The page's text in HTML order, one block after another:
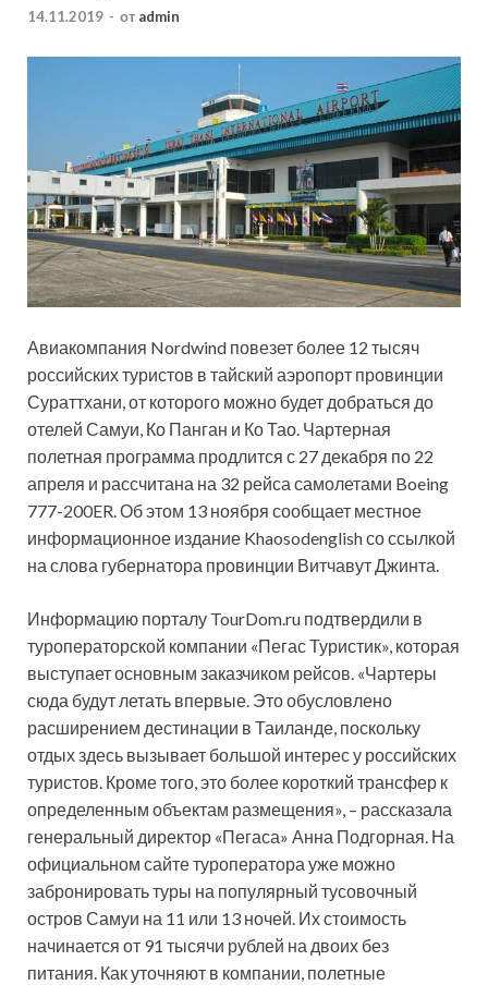
14.11.2019 - от admin
Авиакомпания Nordwind повезет более 12 тысяч
российских туристов в тайский аэропорт провинции
Сураттхани, от которого можно будет добраться до
отелей Самуи, Ко Панган и Ко Тао. Чартерная
полетная программа продлится с 27 декабря по 22
апреля и рассчитана на 32 рейса самолетами Boeing
777-200ER. Об этом 13 ноября сообщает местное
информационное издание Khaosodenglish со ссылкой
на слова губернатора провинции Витчавут Джинта.
Информацию порталу TourDom.ru подтвердили в
туроператорской компании «Пегас Туристик», которая
выступает основным заказчиком рейсов. «Чартеры
сюда будут летать впервые. Это обусловлено
расширением дестинации в Таиланде, поскольку
отдых здесь вызывает большой интерес у российских
туристов. Кроме того, это более короткий трансфер к
определенным объектам размещения», – рассказала
генеральный директор «Пегаса» Анна Подгорная. На
официальном сайте туроператора уже можно
забронировать туры на популярный тусовочный
остров Самуи на 11 или 13 ночей. Их стоимость
начинается от 91 тысячи рублей на двоих без
питания. Как уточняют в компании, полетные